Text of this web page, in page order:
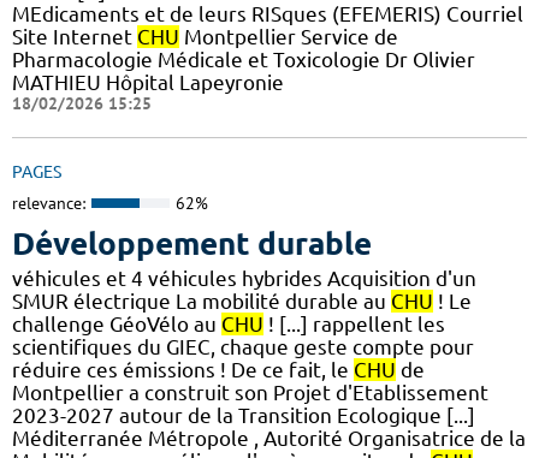
MEdicaments et de leurs RISques (EFEMERIS) Courriel
Site Internet CHU Montpellier Service de
Pharmacologie Médicale et Toxicologie Dr Olivier
MATHIEU Hôpital Lapeyronie
18/02/2026 15:25
PAGES
relevance: 62%
Développement durable
véhicules et 4 véhicules hybrides Acquisition d'un
SMUR électrique La mobilité durable au CHU ! Le
challenge GéoVélo au CHU ! [...] rappellent les
scientifiques du GIEC, chaque geste compte pour
réduire ces émissions ! De ce fait, le CHU de
Montpellier a construit son Projet d'Etablissement
2023-2027 autour de la Transition Ecologique [...]
Méditerranée Métropole , Autorité Organisatrice de la